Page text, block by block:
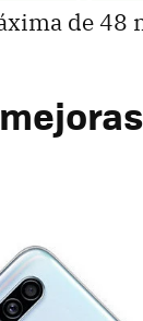
de 48